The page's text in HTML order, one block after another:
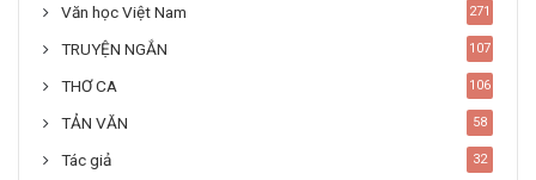
Văn học Việt Nam 271
TRUYỆN NGẮN 107
THƠ CA 106
TẢN VĂN 58
Tác giả 32